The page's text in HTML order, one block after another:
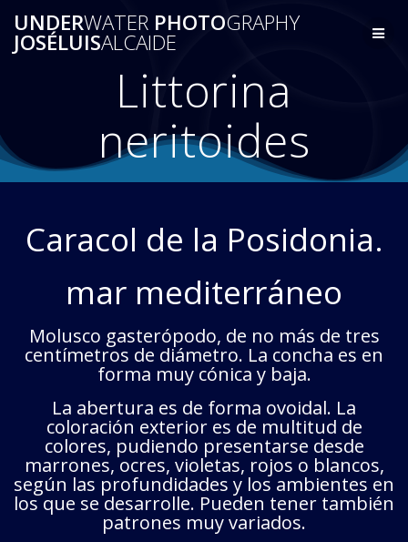
al
UNDERWATER PHOTOGRAPHY
JOSÉLUISALCAIDE
Littorina
neritoides
Caracol de la Posidonia.
mar mediterráneo
Molusco gasterópodo, de no más de tres
centímetros de diámetro. La concha es en
forma muy cónica y baja.
La abertura es de forma ovoidal. La
coloración exterior es de multitud de
colores, pudiendo presentarse desde
marrones, ocres, violetas, rojos o blancos,
según las profundidades y los ambientes en
los que se desarrolle. Pueden tener también
patrones muy variados.